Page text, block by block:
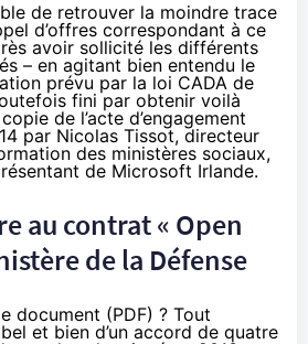
de retrouver la moindre trace
d’offres correspondant à ce
avoir sollicité les différents
– en agitant bien entendu le
prévu par la loi CADA de
fini par obtenir voilà
de l’acte d’engagement
par Nicolas Tissot, directeur
des ministères sociaux,
de Microsoft Irlande.
au contrat « Open
de la Défense
document (PDF) ? Tout
bel et bien d’un accord de quatre